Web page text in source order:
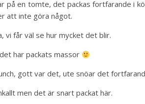
på en tomte, det packas fortfarande i
att inte göra något.
vi får väl se hur mycket det blir.
har packats massor
gott var det, ute snöar det
men det är snart packat här.